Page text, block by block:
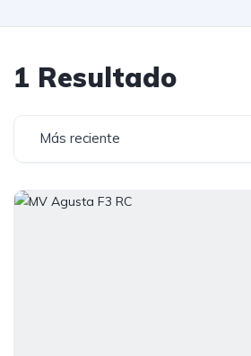
1 Resultado
Más reciente